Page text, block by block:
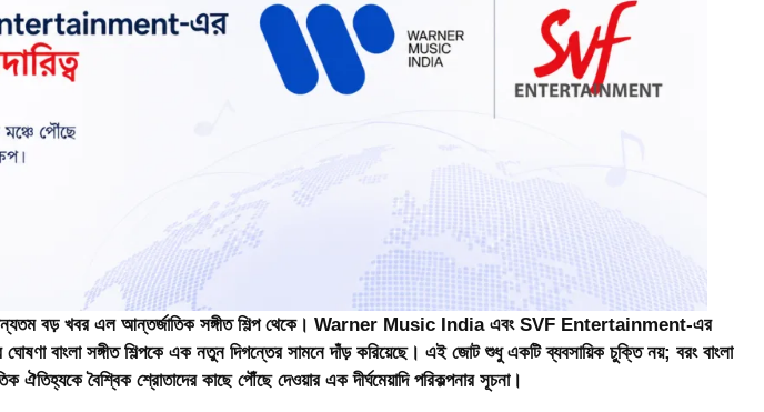
অন্যতম বড় খবর এল আন্তর্জাতিক সঙ্গীত শিল্প থেকে। Warner Music India এবং SVF Entertainment-এর
বাংলা সঙ্গীত শিল্পকে এক নতুন দিগন্তের সামনে দাঁড় করিয়েছে। এই জোট শুধু একটি ব্যবসায়িক চুক্তি নয়; বরং বাংলা
ঐতিহ্যকে বৈশ্বিক শ্রোতাদের কাছে পৌঁছে দেওয়ার এক দীর্ঘমেয়াদি পরিকল্পনার সূচনা।